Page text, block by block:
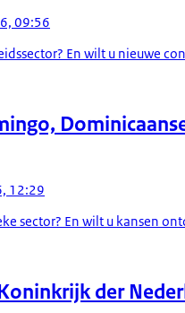
09:56
En wilt u nieuwe
12:29
sector? En wilt u kansen
der